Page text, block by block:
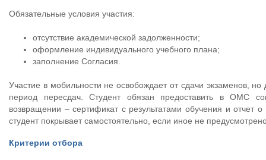
Обязательные условия участия:
отсутствие академической задолженности;
оформление индивидуального учебного плана;
заполнение Согласия.
Участие в мобильности не освобождает от сдачи экзаменов,
период пересдач. Студент обязан предоставить в ОМС
возвращении – сертификат с результатами обучения и
студент покрывает самостоятельно, если иное не
Критерии отбора